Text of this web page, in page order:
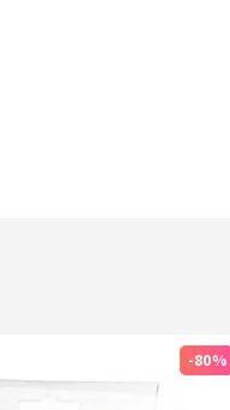
-80%